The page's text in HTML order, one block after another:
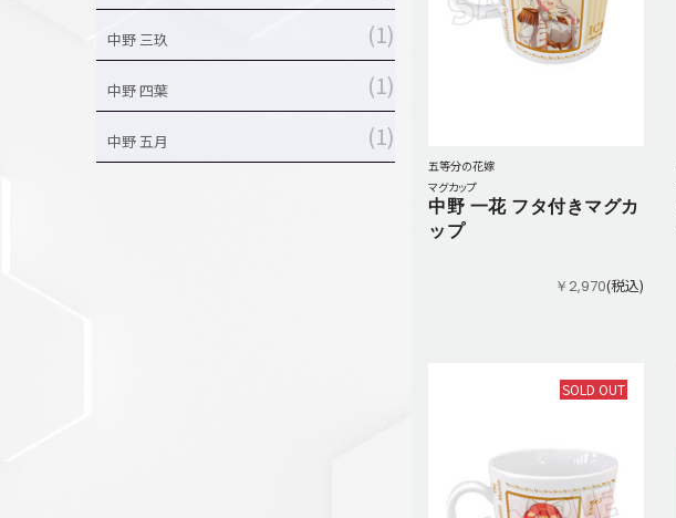
五等分の花嫁
マグカップ
中野 一花 フタ付きマグカ
ップ
￥2,970(税込)
SOLD OUT
中野 三玖 1
中野 四葉 1
中野 五月 1